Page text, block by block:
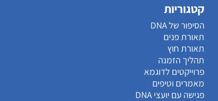
קטגוריות
הסיפור של DNA
תאורת פנים
תאורת חוץ
תהליך הזמנה
פרוייקטים לדוגמא
מאמרים וטיפים
פגישה עם יועצי DNA